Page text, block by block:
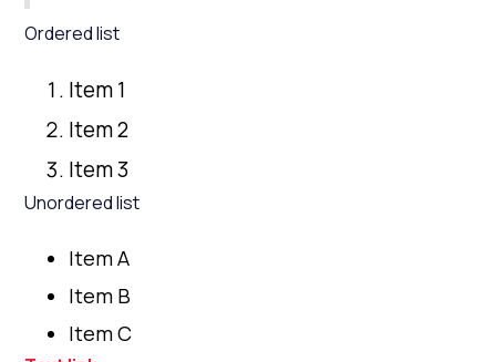
Ordered list
Item 1
Item 2
Item 3
Unordered list
Item A
Item B
Item C